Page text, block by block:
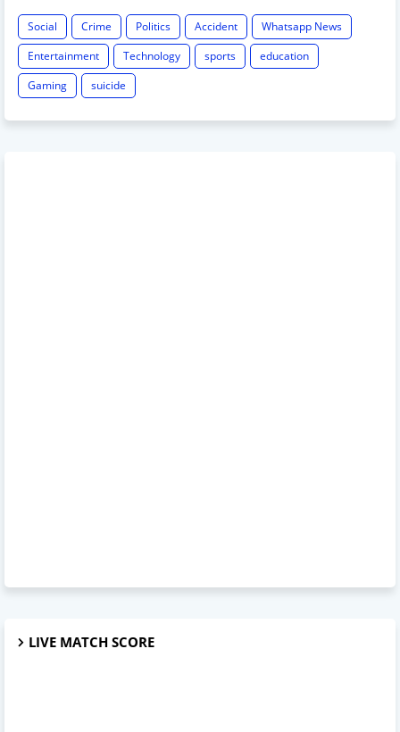
Social Crime Politics Accident
Whatsapp News
Entertainment
Technology sports
education
Gaming
suicide
LIVE MATCH SCORE